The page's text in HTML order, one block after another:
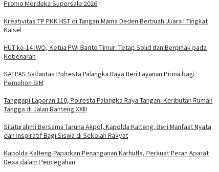
Promo Merdeka Supersale 2026
Kreativitas TP PKK HST di Tangan Mama Deden Berbuah Juara I Tingkat
Kalsel
HUT ke-14 IWO, Ketua PWI Barito Timur: Tetap Solid dan Berpihak pada
Kebenaran
SATPAS Satlantas Polresta Palangka Raya Beri Layanan Prima bagi
Pemohon SIM
Tanggapi Laporan 110, Polresta Palangka Raya Tangani Keributan Rumah
Tangga di Jalan Banteng XXIII
Silaturahmi Bersama Taruna Akpol, Kapolda Kalteng: Beri Manfaat Nyata
dan Inspiratif Bagi Siswa di Sekolah Rakyat
Kapolda Kalteng Paparkan Penanganan Karhutla, Perkuat Peran Aparat
Desa dalam Pencegahan